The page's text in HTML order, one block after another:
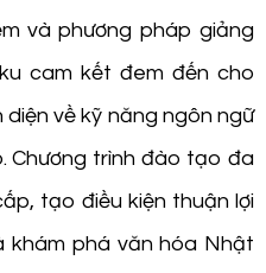
và phương pháp giảng
cam kết đem đến cho
về kỹ năng ngôn ngữ
Chương trình đào tạo đa
tạo điều kiện thuận lợi
khám phá văn hóa Nhật